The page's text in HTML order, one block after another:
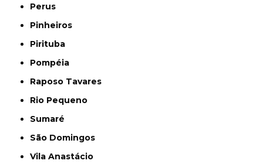
Perus
Pinheiros
Pirituba
Pompéia
Raposo Tavares
Rio Pequeno
Sumaré
São Domingos
Vila Anastácio